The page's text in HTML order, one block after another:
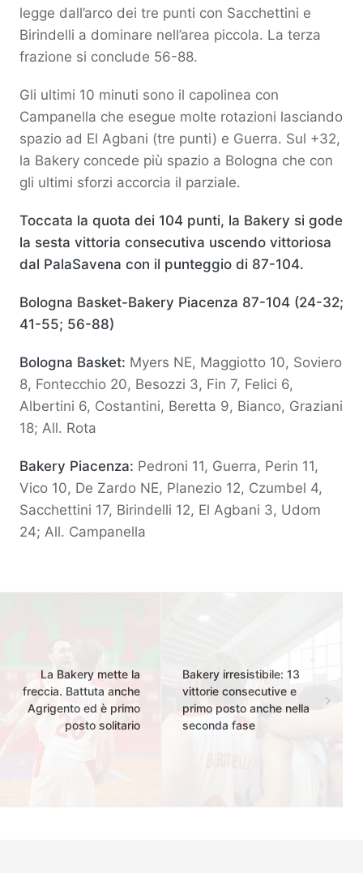
legge dall’arco dei tre punti con Sacchettini e
Birindelli a dominare nell’area piccola. La terza
frazione si conclude 56-88.
Gli ultimi 10 minuti sono il capolinea con
Campanella che esegue molte rotazioni lasciando
spazio ad El Agbani (tre punti) e Guerra. Sul +32,
la Bakery concede più spazio a Bologna che con
gli ultimi sforzi accorcia il parziale.
Toccata la quota dei 104 punti, la Bakery si gode
la sesta vittoria consecutiva uscendo vittoriosa
dal PalaSavena con il punteggio di 87-104.
Bologna Basket-Bakery Piacenza 87-104 (24-32;
41-55; 56-88)
Bologna Basket: Myers NE, Maggiotto 10, Soviero
8, Fontecchio 20, Besozzi 3, Fin 7, Felici 6,
Albertini 6, Costantini, Beretta 9, Bianco, Graziani
18; All. Rota
Bakery Piacenza: Pedroni 11, Guerra, Perin 11,
Vico 10, De Zardo NE, Planezio 12, Czumbel 4,
Sacchettini 17, Birindelli 12, El Agbani 3, Udom
24; All. Campanella
La Bakery mette la
freccia. Battuta anche
Agrigento ed è primo
posto solitario
Bakery irresistibile: 13
vittorie consecutive e
primo posto anche nella
seconda fase